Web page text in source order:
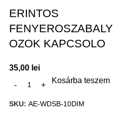
ERINTOS
FENYEROSZABALY
OZOK KAPCSOLO
35,00 lei
Kosárba teszem
SKU: AE-WDSB-10DIM